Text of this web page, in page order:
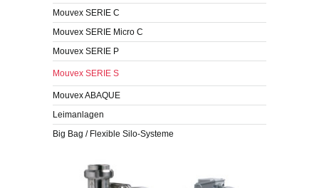
Mouvex SERIE C
Mouvex SERIE Micro C
Mouvex SERIE P
Mouvex SERIE S
Mouvex ABAQUE
Leimanlagen
Big Bag / Flexible Silo-Systeme